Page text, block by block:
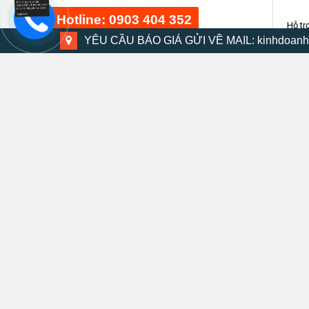
Hỗ
Cán
YÊU CẦU BÁO GIÁ GỬI VỀ MAIL:
Hotline: 0903 404 352